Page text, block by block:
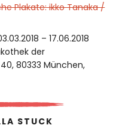
Plakate: ikko Tanaka /
– 17.06.2018
der
80333 München,
STUCK